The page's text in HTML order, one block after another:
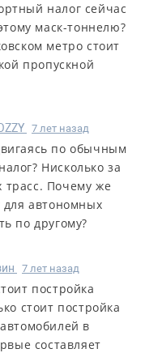
налог сейчас
маск-тоннелю?
метро стоит
пропускной
7 лет назад
по обычным
Нисколько за
трасс. Почему же
для автономных
по другому?
7 лет назад
постройка
стоит постройка
в
составляет